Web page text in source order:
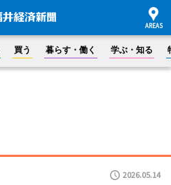
買う 暮らす・働く 学ぶ・知る
2026.05.14